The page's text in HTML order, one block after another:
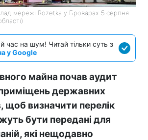
мережі Rozetka у Броварах 5 серпня
час на шум! Читай тільки суть з
у Google
майна почав аудит
державних
щоб визначити перелік
бути передані для
які нещодавно